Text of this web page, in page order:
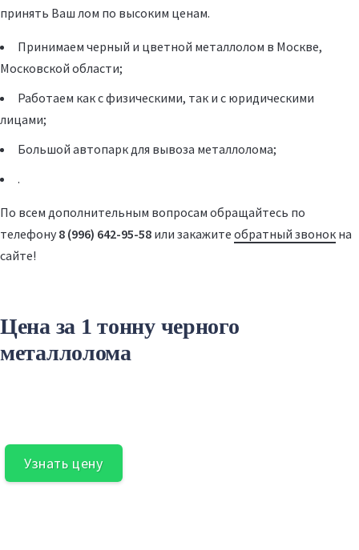
принять Ваш лом по высоким ценам.
Принимаем черный и цветной металлолом в Москве,
Московской области;
Работаем как с физическими, так и с юридическими
лицами;
Большой автопарк для вывоза металлолома;
.
По всем дополнительным вопросам обращайтесь по
телефону 8 (996) 642-95-58 или закажите обратный звонок на
сайте!
Цена за 1 тонну черного
металлолома
Узнать цену